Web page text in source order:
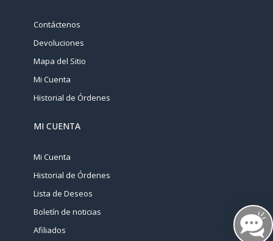
Contáctenos
Devoluciones
Mapa del Sitio
Mi Cuenta
Historial de Órdenes
MI CUENTA
Mi Cuenta
Historial de Órdenes
Lista de Deseos
Boletín de noticias
Afiliados